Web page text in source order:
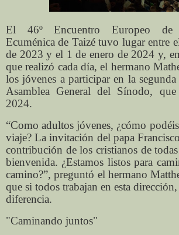
El 46º Encuentro Europeo de
Ecuménica de Taizé tuvo lugar entre
de 2023 y el 1 de enero de 2024 y,
que realizó cada día, el hermano
los jóvenes a participar en la
Asamblea General del Sínodo,
2024.
“Como adultos jóvenes, ¿cómo
viaje? La invitación del papa
contribución de los cristianos de
bienvenida. ¿Estamos listos para
camino?”, preguntó el hermano
que si todos trabajan en esta
diferencia.
"Caminando juntos"